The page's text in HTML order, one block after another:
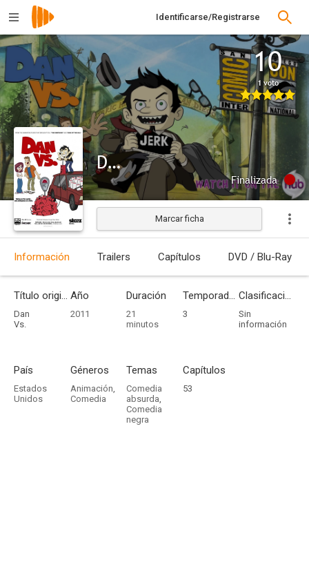
Identificarse/Registrarse
10
1 voto
Dan Vs.
Finalizada
Marcar ficha
Información Trailers Capítulos DVD / Blu-Ray
Título original
Dan
Vs.
Año
2011
Duración
21
minutos
Temporadas
3
Clasificación por edades
Sin
información
País
Estados
Unidos
Géneros
Animación,
Comedia
Temas
Comedia
absurda,
Comedia
negra
Capítulos
53